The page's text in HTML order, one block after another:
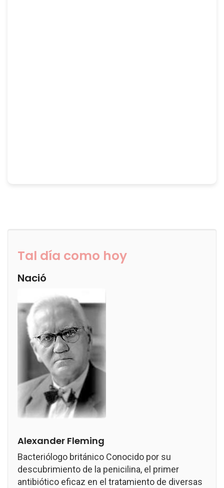
Tal día como hoy
Nació
Alexander Fleming
Bacteriólogo británico Conocido por su
descubrimiento de la penicilina, el primer
antibiótico eficaz en el tratamiento de diversas